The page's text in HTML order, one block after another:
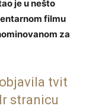
je u nešto
filmu
za
tvit
stranicu